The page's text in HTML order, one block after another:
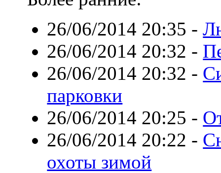
26/06/2014 20:35 -
26/06/2014 20:32 -
26/06/2014 20:32 -
парковки
26/06/2014 20:25 -
26/06/2014 20:22 -
охоты зимой